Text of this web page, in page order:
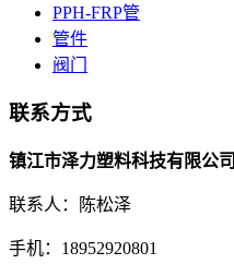
PPH-FRP管
管件
阀门
联系方式
镇江市泽力塑料科技有限公司
联系人：陈松泽
手机：18952920801